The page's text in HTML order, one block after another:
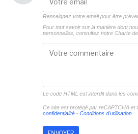
Renseignez votre email pour être
Pour tout savoir sur la manière dont
personnelles, consultez notre Charte
Le code HTML est interdit dans les
Ce site est protégé par reCAPTCHA et
confidentialité- Conditions d'utilisation